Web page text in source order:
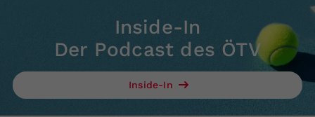
Inside-In
Der Podcast des ÖTV
Inside-In